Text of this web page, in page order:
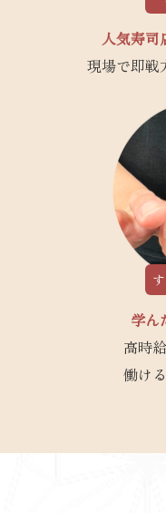
人気寿司
現場で即戦
学ん
高時
働け